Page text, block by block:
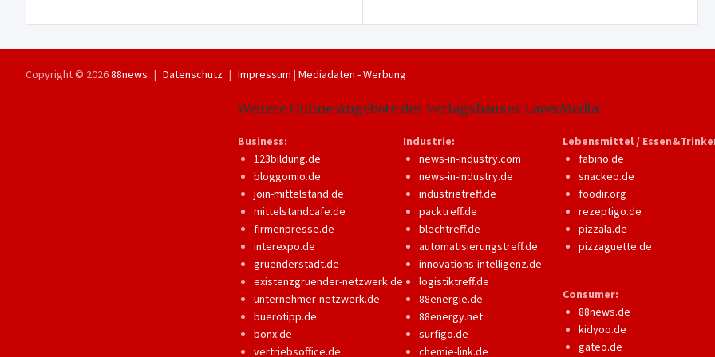
Copyright © 202688news Datenschutz Impressum | Mediadaten - Werbung
Weitere Online-Angebote des Verlagshauses LayerMedia:
Business:
123bildung.de
bloggomio.de
join-mittelstand.de
mittelstandcafe.de
firmenpresse.de
interexpo.de
gruenderstadt.de
existenzgruender-netzwerk.de
unternehmer-netzwerk.de
buerotipp.de
bonx.de
vertriebsoffice.de
Industrie:
news-in-industry.com
news-in-industry.de
industrietreff.de
packtreff.de
blechtreff.de
automatisierungstreff.de
innovations-intelligenz.de
logistiktreff.de
88energie.de
88energy.net
surfigo.de
chemie-link.de
Lebensmittel /
fabino.de
snackeo.de
foodir.org
rezeptigo.de
pizzala.de
pizzaguette.de
Consumer:
88news.de
kidyoo.de
gateo.de